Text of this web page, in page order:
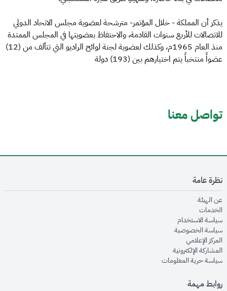
يذكر أن المملكة - خلال المؤتمر- مترشحة لعضوية مجلس الاتحاد الدولي
للاتصالات للأربع سنوات القادمة، والاحتفاظ بعضويتها في المجلس الممتدة
منذ العام 1965م، وكذلك لعضوية لجنة لوائح الراديو التي تتألف من (12)
عضواً منتخباً يتم اختيارهم بين (193) دولة
تواصل معنا
نظرة عامة
عن الهيئةopens in new window
الخدماتopens in new window
سياسة الاستخدامopens in new window
سياسة الخصوصيةopens in new window
المركز الإعلاميopens in new window
المشاركة الإلكترونيةopens in new window
سياسة حرية المعلوماتopens in new window
روابط مهمة